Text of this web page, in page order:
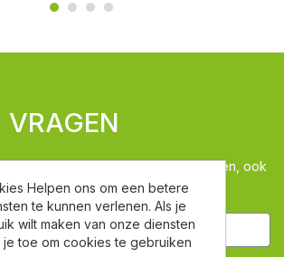
VRAGEN
u via dit venster ons de vraag stellen, ook
beschikbaar
Helpen ons om een betere
te kunnen verlenen. Als je
wilt maken van onze diensten
je toe om cookies te gebruiken